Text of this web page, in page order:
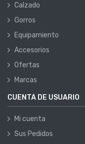
Calzado
Gorros
Equipamiento
Accesorios
Ofertas
Marcas
CUENTA DE USUARIO
Mi cuenta
Sus Pedidos